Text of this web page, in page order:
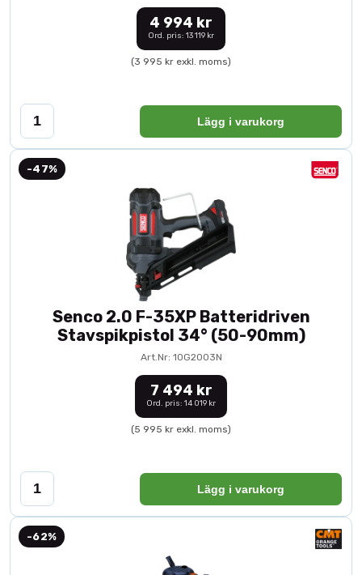
4 994 kr
Ord. pris: 13 119 kr
(3 995 kr exkl. moms)
Lägg i varukorg
-47%
Senco 2.0 F-35XP Batteridriven
Stavspikpistol 34° (50-90mm)
Art.Nr: 10G2003N
7 494 kr
Ord. pris: 14 019 kr
(5 995 kr exkl. moms)
Lägg i varukorg
-62%